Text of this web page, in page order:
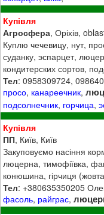
Купівля
Агросфера, Оріхів,
Куплю чечевицу, нут,
суданку, эспарцет,
кондитерских сортов,
Тел: 0958309724,
просо, канареечник,
подсолнечник, горчица,
Купівля
ПП, Київ, Київ
Закуповуємо насіння
люцерна, тимофіївка,
конюшина, гірчиця (жовта
Тел: +380635350205
фасоль, райграс,